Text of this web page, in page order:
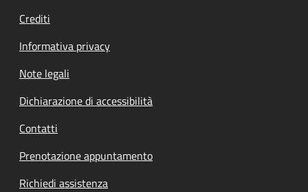
Crediti
Informativa privacy
Note legali
Dichiarazione di accessibilità
Contatti
Prenotazione appuntamento
Richiedi assistenza